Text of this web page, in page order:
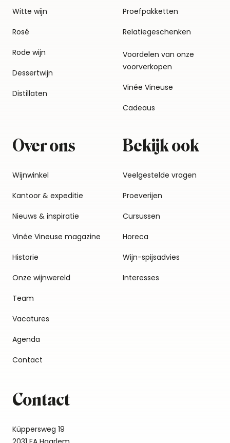
Witte wijn
Rosé
Rode wijn
Dessertwijn
Distillaten
Proefpakketten
Relatiegeschenken
Voordelen van onze
voorverkopen
Vinée Vineuse
Cadeaus
Over ons
Wijnwinkel
Kantoor & expeditie
Nieuws & inspiratie
Vinée Vineuse magazine
Historie
Onze wijnwereld
Team
Vacatures
Agenda
Contact
Bekijk ook
Veelgestelde vragen
Proeverijen
Cursussen
Horeca
Wijn-spijsadvies
Interesses
Contact
Küppersweg 19